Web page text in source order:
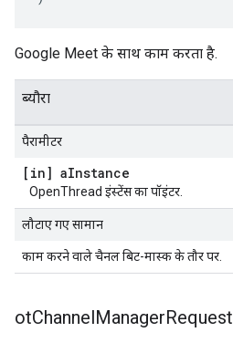
Google Meet के साथ काम करता है.
ब्यौरा
पैरामीटर
[in] aInstance
OpenThread इंस्टेंस का पॉइंटर.
लौटाए गए सामान
काम करने वाले चैनल बिट-मास्क के तौर पर.
otChannelManagerRequest